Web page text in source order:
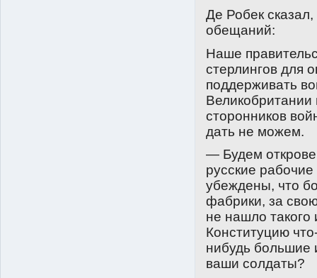
Де Робек
обещаний:
Наше
стерлингов для
поддерживать
сторонников
дать не можем.
— Будем
русские
убеждены, что
фабрики, за
не нашло
Конституцию
нибудь большие
ваши солдаты?